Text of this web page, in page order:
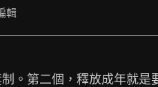
輯
。第二個，釋放成年就